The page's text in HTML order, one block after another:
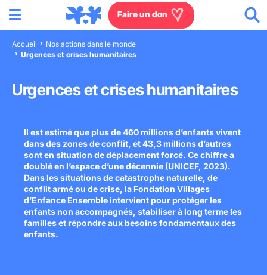
Aller à la recherche
Aller au pied de page
Faire un don
Nous connaître
Actions en France
Agissez à nos côtés
Actualités
Rejoignez-nous
Accueil
Nos actions dans le monde
Urgences et crises humanitaires
Urgences et crises humanitaires
Il est estimé que plus de 460 millions d’enfants vivent
dans des zones de conflit, et 43,3 millions d’autres
sont en situation de déplacement forcé. Ce chiffre a
doublé en l’espace d’une décennie (UNICEF, 2023).
Dans les situations de catastrophe naturelle, de
conflit armé ou de crise, la Fondation Villages
d’Enfance Ensemble intervient pour protéger les
enfants non accompagnés, stabiliser à long terme les
familles et répondre aux besoins fondamentaux des
enfants.